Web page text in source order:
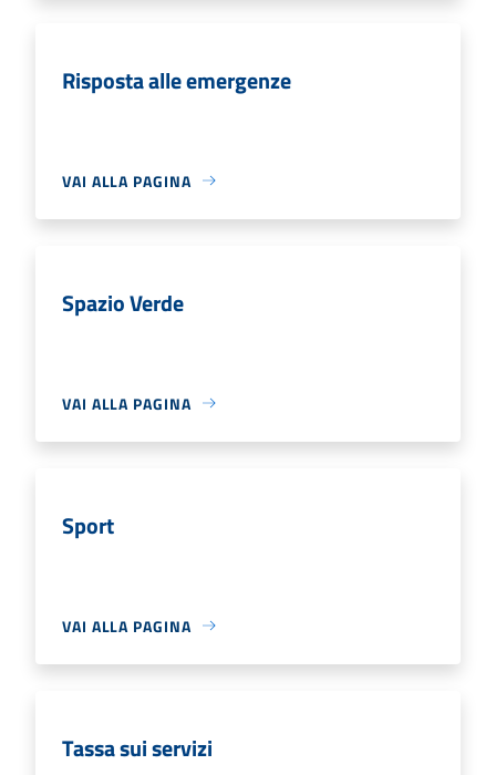
Risposta alle emergenze
VAI ALLA PAGINA
Spazio Verde
VAI ALLA PAGINA
Sport
VAI ALLA PAGINA
Tassa sui servizi